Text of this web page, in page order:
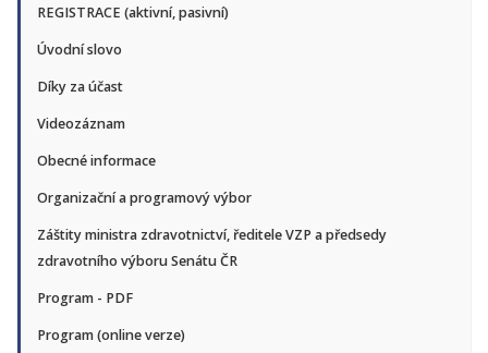
REGISTRACE (aktivní, pasivní)
Úvodní slovo
Díky za účast
Videozáznam
Obecné informace
Organizační a programový výbor
Záštity ministra zdravotnictví, ředitele VZP a předsedy
zdravotního výboru Senátu ČR
Program - PDF
Program (online verze)